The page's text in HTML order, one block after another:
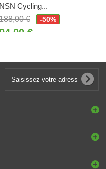
NSN Cycling...
188,00 €
-50%
94,00 €